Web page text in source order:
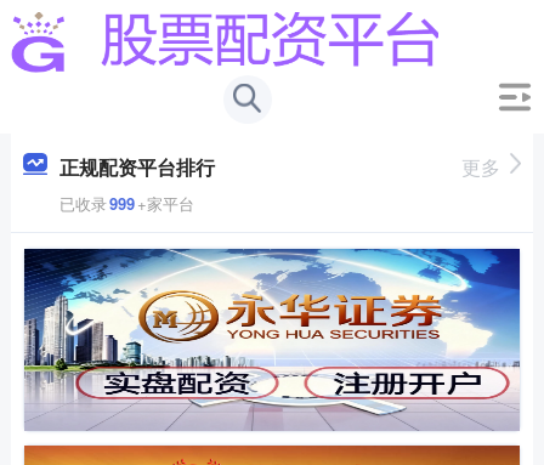
正规配资平台排行
已收录999+家平台
更多